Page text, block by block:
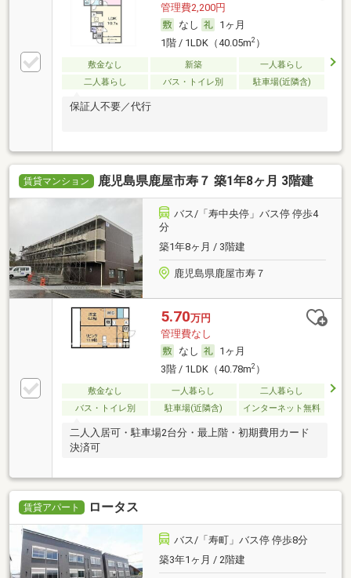
管理費2,200円
なし
1ヶ月
1階 / 1LDK（40.05m2）
敷金なし 新築
一人暮らし
二人暮らし
バス・トイレ別 駐車場(近隣含)
保証人不要／代行
賃貸マンション 鹿児島県鹿屋市寿７ 築1年8ヶ月 3階建
バス/「寿中央停」バス停 停歩4
分
築1年8ヶ月 / 3階建
鹿児島県鹿屋市寿７
5.70万円
管理費なし
なし
1ヶ月
3階 / 1LDK（40.78m2）
敷金なし 一人暮らし
二人暮らし
バス・トイレ別
駐車場(近隣含) インターネット無料
二人入居可・駐車場2台分・最上階・初期費用カード
決済可
賃貸アパート ロータス
バス/「寿町」バス停 停歩8分
築3年1ヶ月 / 2階建